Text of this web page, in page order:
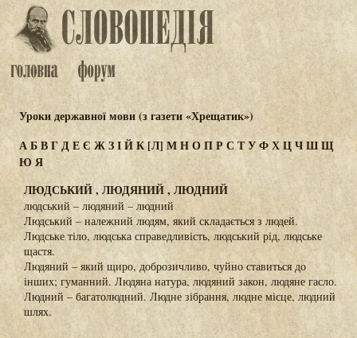
Уроки державної мови (з газети «Хрещатик»)
АБВГДЕЄ ЖЗІЙК[Л] МНОПРСТУФХЦЧШЩ
Ю Я
ЛЮДСЬКИЙ , ЛЮДЯНИЙ , ЛЮДНИЙ
людський – людяний – людний
Людський – належний людям, який складається з людей.
Людське тіло, людська справедливість, людський рід, людське
щастя.
Людяний – який щиро, доброзичливо, чуйно ставиться до
інших; гуманний. Людяна натура, людяний закон, людяне гасло.
Людний – багатолюдний. Людне зібрання, людне місце, людний
шлях.